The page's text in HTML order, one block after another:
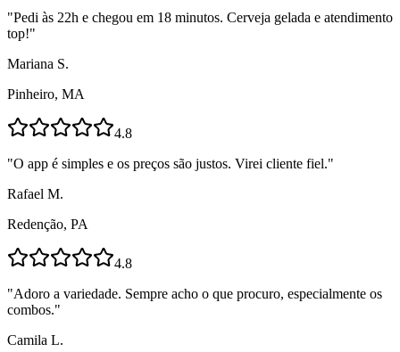
"Pedi às 22h e chegou em 18 minutos. Cerveja gelada e atendimento
top!"
Mariana S.
Pinheiro, MA
4.8
"O app é simples e os preços são justos. Virei cliente fiel."
Rafael M.
Redenção, PA
4.8
"Adoro a variedade. Sempre acho o que procuro, especialmente os
combos."
Camila L.